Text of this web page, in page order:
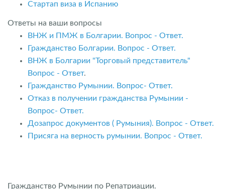
Стартап виза в Испанию
Ответы на ваши вопросы
ВНЖ и ПМЖ в Болгарии. Вопрос - Ответ.
Гражданство Болгарии. Вопрос - Ответ.
ВНЖ в Болгарии "Торговый представитель"
Вопрос - Ответ.
Гражданство Румынии. Вопрос- Ответ.
Отказ в получении гражданства Румынии -
Вопрос- Ответ.
Дозапрос документов ( Румыния). Вопрос - Ответ.
Присяга на верность румынии. Вопрос - Ответ.
Гражданство Румынии по Репатриации.